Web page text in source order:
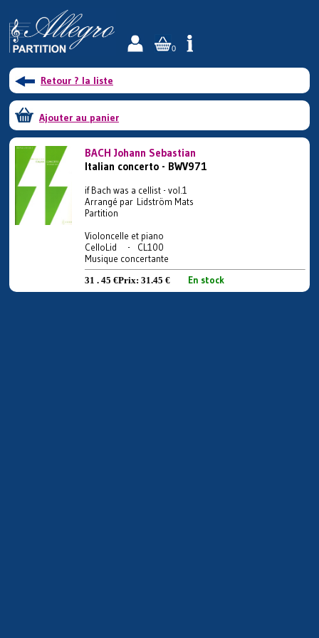
0
Retour ? la liste
Ajouter au panier
BACH Johann Sebastian
Italian concerto - BWV971
if Bach was a cellist - vol.1
Arrangé par Lidström Mats
Partition
Violoncelle et piano
CelloLid - CL100
Musique concertante
31 . 45 €Prix: 31.45 € En stock